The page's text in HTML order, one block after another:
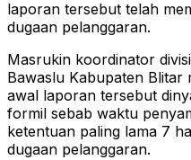
laporan tersebut telah
dugaan pelanggaran.
Masrukin koordinator
Bawaslu Kabupaten Blitar
awal laporan tersebut
formil sebab waktu
ketentuan paling lama 7
dugaan pelanggaran.